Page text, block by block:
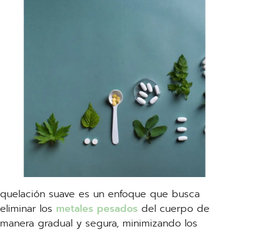
quelación suave es un enfoque que busca
eliminar los metales pesados del cuerpo de
manera gradual y segura, minimizando los